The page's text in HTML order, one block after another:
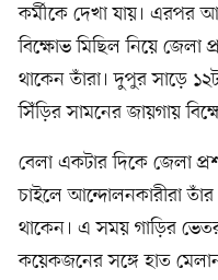
কর্মীকে দেখা যায়।
বিক্ষোভ মিছিল নিয়ে জেলা
থাকেন তাঁরা। দুপুর সাড়ে
সিঁড়ির সামনের জায়গায়
বেলা একটার দিকে জেলা
চাইলে আন্দোলনকারীরা
থাকেন। এ সময় গাড়ির
কয়েকজনের সঙ্গে হাত